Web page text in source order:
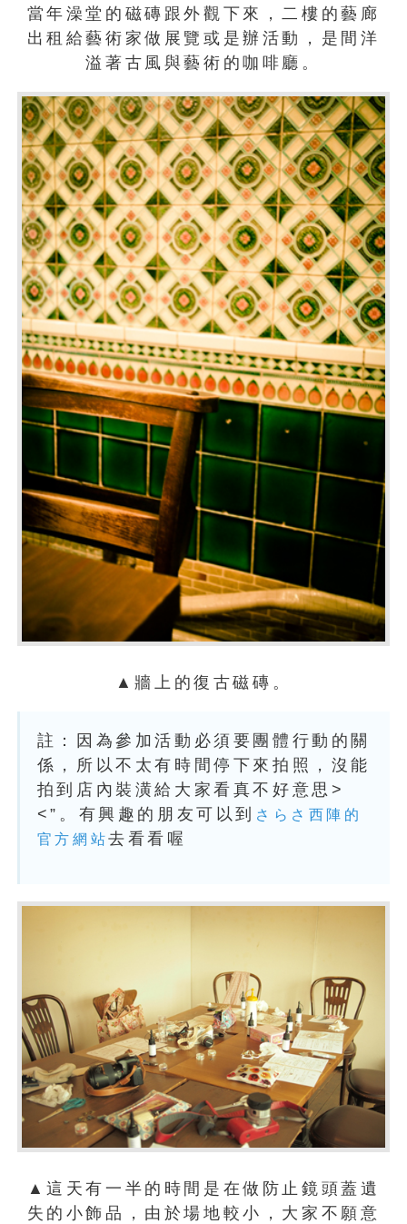
當年澡堂的磁磚跟外觀下來，二樓的藝廊
出租給藝術家做展覽或是辦活動，是間洋
溢著古風與藝術的咖啡廳。
▲牆上的復古磁磚。
註：因為參加活動必須要團體行動的關
係，所以不太有時間停下來拍照，沒能
拍到店內裝潢給大家看真不好意思>
<”。有興趣的朋友可以到
さらさ西陣的
官方網站去看看喔
▲這天有一半的時間是在做防止鏡頭蓋遺
失的小飾品，由於場地較小，大家不願意